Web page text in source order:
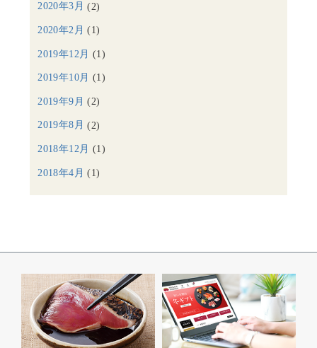
2020年3月 (2)
2020年2月 (1)
2019年12月 (1)
2019年10月 (1)
2019年9月 (2)
2019年8月 (2)
2018年12月 (1)
2018年4月 (1)